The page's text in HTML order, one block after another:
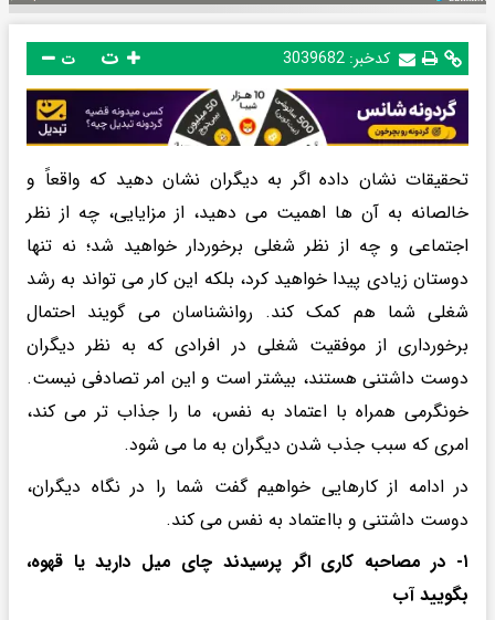
کدخبر: 3039682 ت
تحقیقات نشان داده اگر به دیگران نشان دهید که واقعاً و
خالصانه به آن ها اهمیت می دهید، از مزایایی، چه از نظر
اجتماعی و چه از نظر شغلی برخوردار خواهید شد؛ نه تنها
دوستان زیادی پیدا خواهید کرد، بلکه این کار می تواند به رشد
شغلی شما هم کمک کند. روانشناسان می گویند احتمال
برخورداری از موفقیت شغلی در افرادی که به نظر دیگران
دوست داشتنی هستند، بیشتر است و این امر تصادفی نیست.
خونگرمی همراه با اعتماد به نفس، ما را جذاب تر می کند،
امری که سبب جذب شدن دیگران به ما می شود.
در ادامه از کارهایی خواهیم گفت شما را در نگاه دیگران،
دوست داشتنی و بااعتماد به نفس می کند.
۱- در مصاحبه کاری اگر پرسیدند چای میل دارید یا قهوه،
بگویید آب